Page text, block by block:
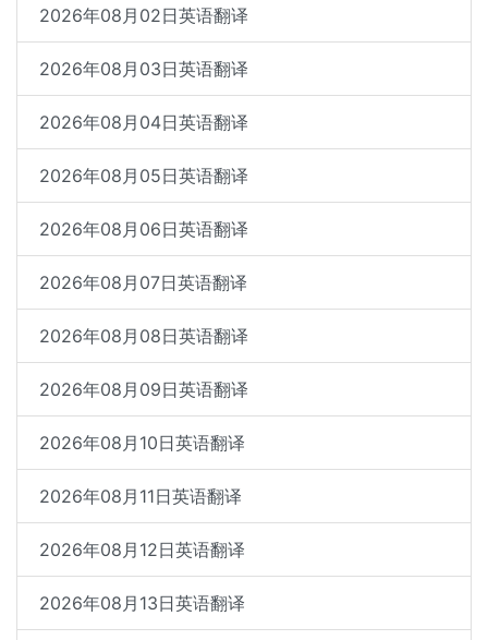
2026年08月02日英语翻译
2026年08月03日英语翻译
2026年08月04日英语翻译
2026年08月05日英语翻译
2026年08月06日英语翻译
2026年08月07日英语翻译
2026年08月08日英语翻译
2026年08月09日英语翻译
2026年08月10日英语翻译
2026年08月11日英语翻译
2026年08月12日英语翻译
2026年08月13日英语翻译